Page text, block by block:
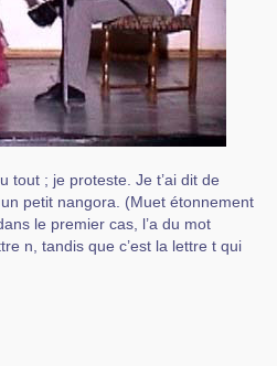
tout ; je proteste. Je t’ai dit de
petit nangora. (Muet étonnement
le premier cas, l’a du mot
n, tandis que c’est la lettre t qui